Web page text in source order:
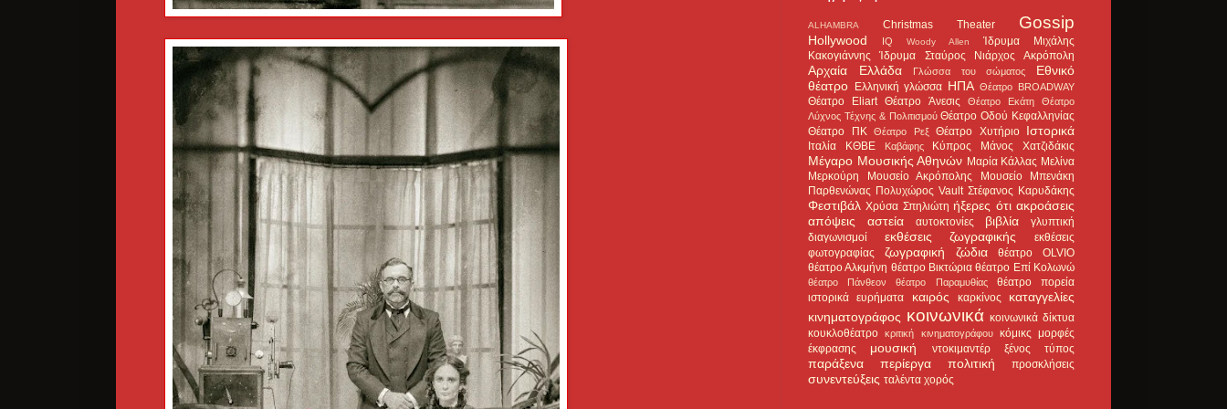
ALHAMBRA Christmas Theater Gossip
Hollywood IQ Woody Allen
Ίδρυμα Μιχάλης
Κακογιάννης
Ίδρυμα Σταύρος Νιάρχος Ακρόπολη
Αρχαία Ελλάδα Γλώσσα του σώματος
Εθνικό
θέατρο Ελληνική γλώσσα ΗΠΑ Θέατρο BROADWAY
Θέατρο Eliart Θέατρο Άνεσις Θέατρο Εκάτη
Θέατρο
Λύχνος Τέχνης & Πολιτισμού Θέατρο Οδού Κεφαλληνίας
Θέατρο ΠΚ
Θέατρο Ρεξ Θέατρο Χυτήριο Ιστορικά
Ιταλία ΚΘΒΕ Καβάφης Κύπρος Μάνος Χατζιδάκις
Μέγαρο Μουσικής Αθηνών Μαρία Κάλλας Μελίνα
Μερκούρη
Μουσείο Ακρόπολης
Μουσείο Μπενάκη
Παρθενώνας Πολυχώρος Vault Στέφανος Καρυδάκης
Φεστιβάλ Χρύσα Σπηλιώτη ήξερες ότι ακροάσεις
απόψεις
αστεία αυτοκτονίες βιβλία
γλυπτική
διαγωνισμοί
εκθέσεις ζωγραφικής
εκθέσεις
φωτογραφίας
ζωγραφική ζώδια
θέατρο OLVIO
θέατρο Αλκμήνη θέατρο Βικτώρια θέατρο Επί Κολωνώ
θέατρο Πάνθεον θέατρο Παραμυθίας
θέατρο πορεία
ιστορικά ευρήματα
καιρός καρκίνος
καταγγελίες
κινηματογράφος κοινωνικά κοινωνικά δίκτυα
κουκλοθέατρο
κριτική κινηματογράφου κόμικς μορφές
έκφρασης
μουσική ντοκιμαντέρ ξένος τύπος
παράξενα περίεργα πολιτική προσκλήσεις
συνεντεύξεις ταλέντα χορός